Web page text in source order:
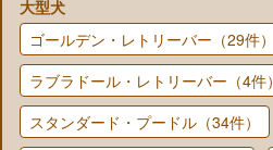
大型犬
ゴールデン・レトリーバー（29件）
ラブラドール・レトリーバー（4件）
スタンダード・プードル（34件）